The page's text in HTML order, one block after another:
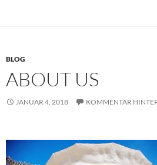
BLOG
ABOUT US
JANUAR 4, 2018 KOMMENTAR